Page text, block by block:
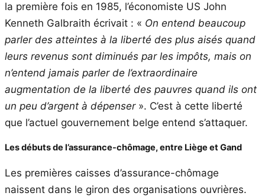
la première fois en 1985, l’économiste US John
Kenneth Galbraith écrivait : « On entend beaucoup
parler des atteintes à la liberté des plus aisés quand
leurs revenus sont diminués par les impôts, mais on
n’entend jamais parler de l’extraordinaire
augmentation de la liberté des pauvres quand ils ont
un peu d’argent à dépenser». C’est à cette liberté
que l’actuel gouvernement belge entend s’attaquer.
Les débuts de l’assurance-chômage, entre Liège et Gand
Les premières caisses d’assurance-chômage
naissent dans le giron des organisations ouvrières.